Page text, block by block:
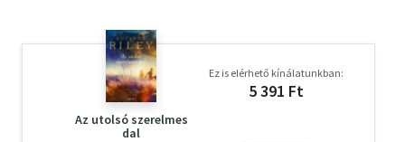
Az utolsó szerelmes
dal
Ez is elérhető kínálatunkban:
5 391 Ft